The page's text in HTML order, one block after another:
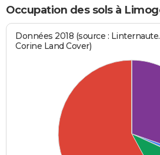
Occupation des sols à
Données 2018 (source :
Corine Land Cover)